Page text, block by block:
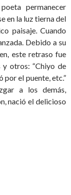
permanecer
en la luz tierna del
paisaje. Cuando
Debido a su
este retraso fue
y otros: “Chiyo de
por el puente, etc.”
a los demás,
nació el delicioso